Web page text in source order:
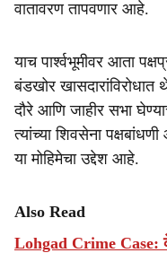
वातावरण तापवणार आहे.
याच पार्श्वभूमीवर आता
बंडखोर
दौरे आणि जाहीर सभा
त्यांच्या शिवसेना
या मोहिमेचा उद्देश आहे.
Also Read
Lohgad Crime Case: